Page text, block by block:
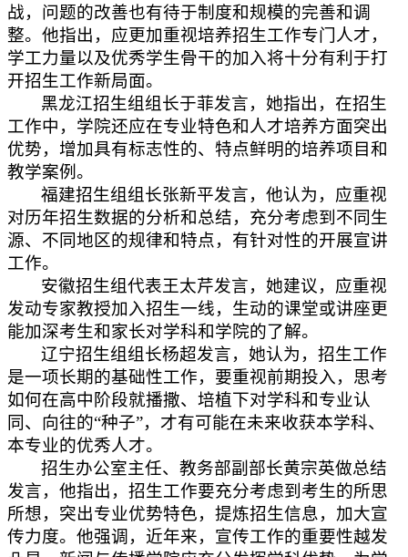
战，问题的改善也有待于制度和规模的完善和调
整。他指出，应更加重视培养招生工作专门人才，
学工力量以及优秀学生骨干的加入将十分有利于打
开招生工作新局面。
黑龙江招生组组长于菲发言，她指出，在招生
工作中，学院还应在专业特色和人才培养方面突出
优势，增加具有标志性的、特点鲜明的培养项目和
教学案例。
福建招生组组长张新平发言，他认为，应重视
对历年招生数据的分析和总结，充分考虑到不同生
源、不同地区的规律和特点，有针对性的开展宣讲
工作。
安徽招生组代表王太芹发言，她建议，应重视
发动专家教授加入招生一线，生动的课堂或讲座更
能加深考生和家长对学科和学院的了解。
辽宁招生组组长杨超发言，她认为，招生工作
是一项长期的基础性工作，要重视前期投入，思考
如何在高中阶段就播撒、培植下对学科和专业认
同、向往的“种子”，才有可能在未来收获本学科、
本专业的优秀人才。
招生办公室主任、教务部副部长黄宗英做总结
发言，他指出，招生工作要充分考虑到考生的所思
所想，突出专业优势特色，提炼招生信息，加大宣
传力度。他强调，近年来，宣传工作的重要性越发